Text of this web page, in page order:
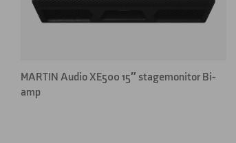
MARTIN Audio XE500 15″ stagemonitor Bi-
amp